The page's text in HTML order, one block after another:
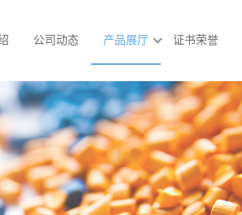
公司动态 产品展厅 证书荣誉